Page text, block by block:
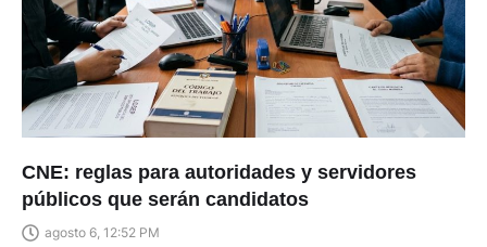
CNE: reglas para autoridades y servidores
públicos que serán candidatos
agosto 6, 12:52 PM